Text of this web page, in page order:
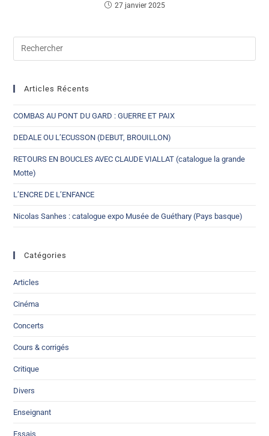
27 janvier 2025
Articles Récents
COMBAS AU PONT DU GARD : GUERRE ET PAIX
DEDALE OU L’ECUSSON (DEBUT, BROUILLON)
RETOURS EN BOUCLES AVEC CLAUDE VIALLAT (catalogue la grande
Motte)
L’ENCRE DE L’ENFANCE
Nicolas Sanhes : catalogue expo Musée de Guéthary (Pays basque)
Catégories
Articles
Cinéma
Concerts
Cours & corrigés
Critique
Divers
Enseignant
Essais